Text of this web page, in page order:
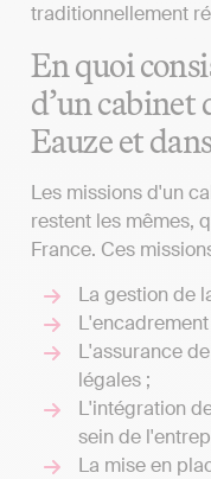
traditionnellement
En quoi
d’un cabinet
Eauze et
Les missions d'un
restent les mêmes,
France. Ces
La gestion de
L'assurance
légales ;
L'intégration
sein de
La mise en